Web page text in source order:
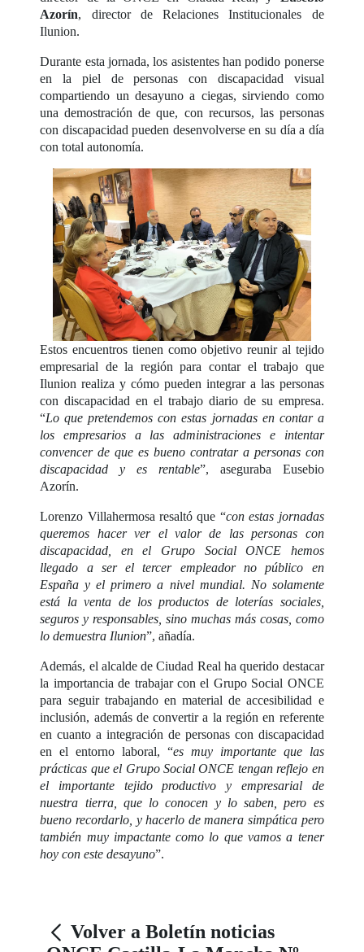
Azorín, director de Relaciones Institucionales de
Ilunion.
Durante esta jornada, los asistentes han podido ponerse
en la piel de personas con discapacidad visual
compartiendo un desayuno a ciegas, sirviendo como
una demostración de que, con recursos, las personas
con discapacidad pueden desenvolverse en su día a día
con total autonomía.
Estos encuentros tienen como objetivo reunir al tejido
empresarial de la región para contar el trabajo que
Ilunion realiza y cómo pueden integrar a las personas
con discapacidad en el trabajo diario de su empresa.
“Lo que pretendemos con estas jornadas en contar a
los empresarios a las administraciones e intentar
convencer de que es bueno contratar a personas con
discapacidad y es rentable”, aseguraba Eusebio
Azorín.
Lorenzo Villahermosa resaltó que “con estas jornadas
queremos hacer ver el valor de las personas con
discapacidad, en el Grupo Social ONCE hemos
llegado a ser el tercer empleador no público en
España y el primero a nivel mundial. No solamente
está la venta de los productos de loterías sociales,
seguros y responsables, sino muchas más cosas, como
lo demuestra Ilunion”, añadía.
Además, el alcalde de Ciudad Real ha querido destacar
la importancia de trabajar con el Grupo Social ONCE
para seguir trabajando en material de accesibilidad e
inclusión, además de convertir a la región en referente
en cuanto a integración de personas con discapacidad
en el entorno laboral, “es muy importante que las
prácticas que el Grupo Social ONCE tengan reflejo en
el importante tejido productivo y empresarial de
nuestra tierra, que lo conocen y lo saben, pero es
bueno recordarlo, y hacerlo de manera simpática pero
también muy impactante como lo que vamos a tener
hoy con este desayuno”.
Volver a Boletín noticias